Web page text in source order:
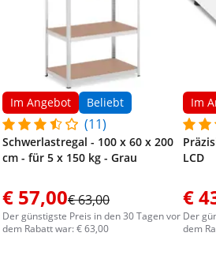
Im Angebot Beliebt
(11)
Schwerlastregal - 100 x 60 x 200
cm - für 5 x 150 kg - Grau
€ 57,00€ 63,00
Der günstigste Preis in den 30 Tagen vor
dem Rabatt war: € 63,00
Im
LCD
€
Der
dem